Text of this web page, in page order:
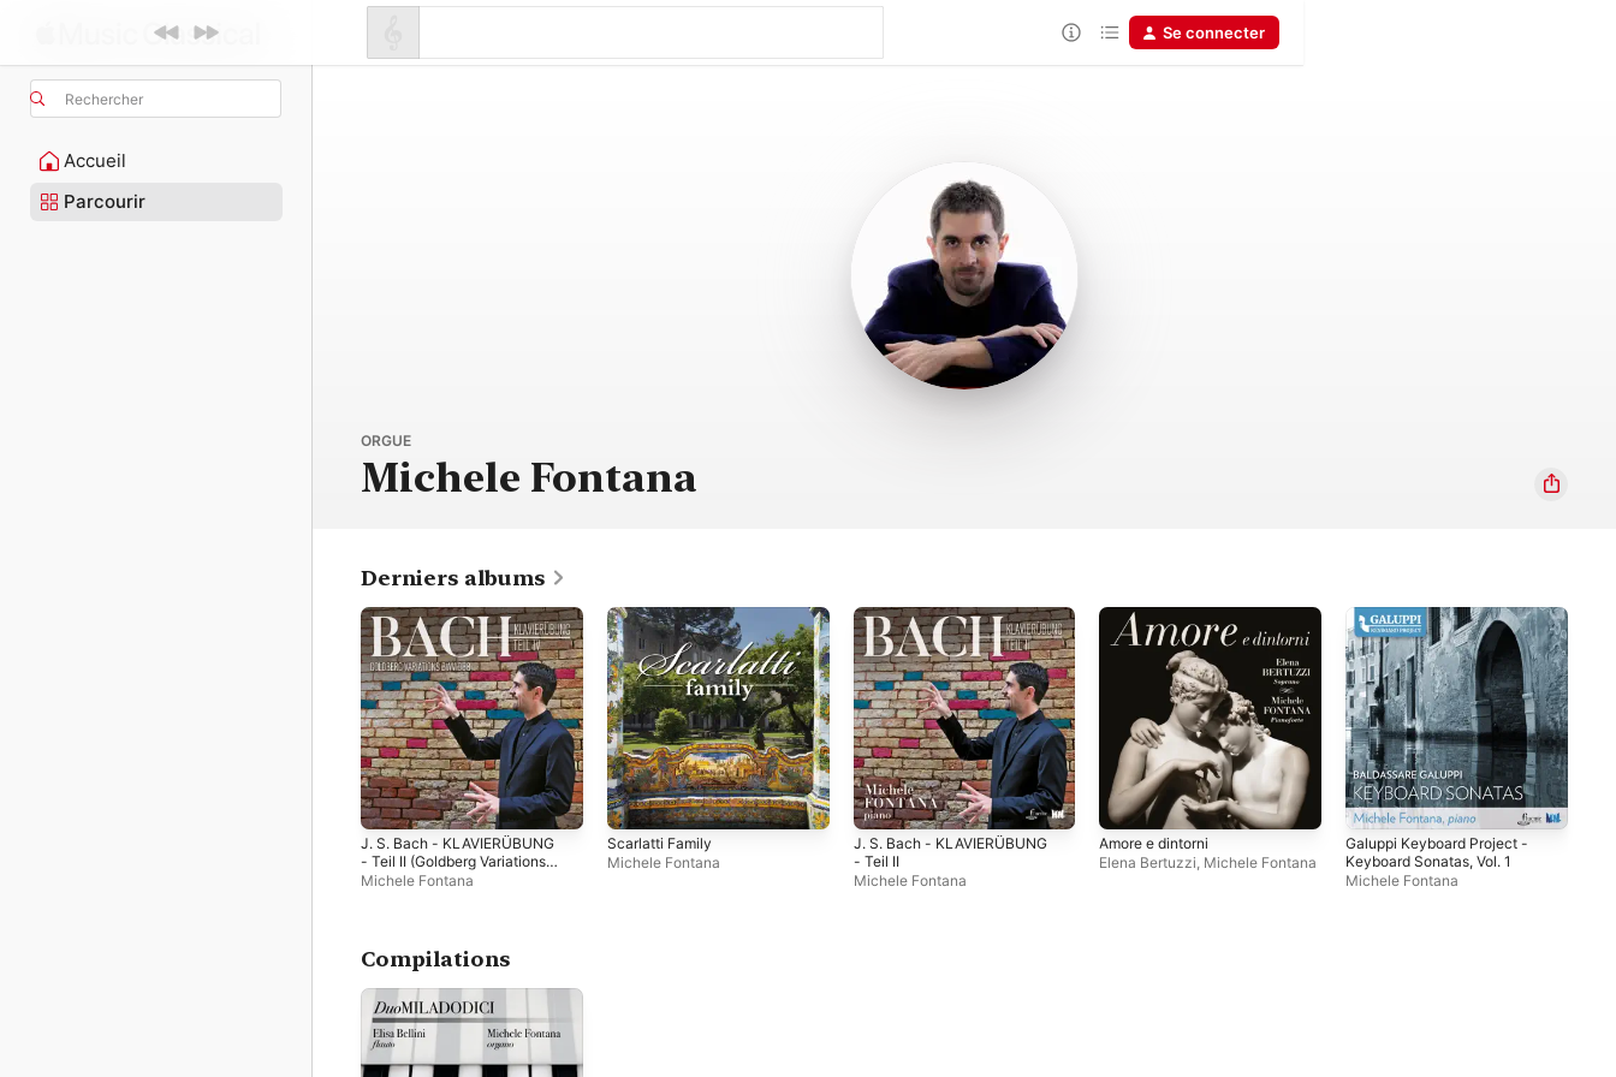
Rechercher
Accueil
Parcourir
Se connecter
ORGUE
Michele Fontana
Derniers albums
J. S. Bach - KLAVIERÜBUNG
- Teil II (Goldberg Variations
BWV988)
Michele Fontana
Scarlatti Family
Michele Fontana
J. S. Bach - KLAVIERÜBUNG
- Teil II
Michele Fontana
Amore e dintorni
Elena Bertuzzi Michele Fontana
Galuppi Keyboard Project -
Keyboard Sonatas, Vol. 1
Michele Fontana
Compilations